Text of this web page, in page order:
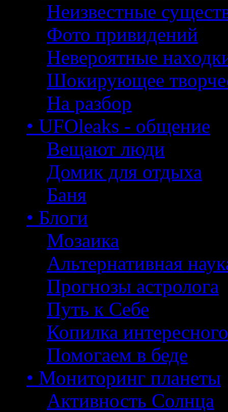
Неизвестные
Фото привидений
Невероятные
Шокирующее
На разбор
• UFOleaks - общение
Вещают люди
Домик для отдыха
Баня
• Блоги
Мозаика
Альтернативная
Прогнозы астролога
Путь к Себе
Копилка интересного
Помогаем в беде
• Мониторинг планеты
Активность Солнца